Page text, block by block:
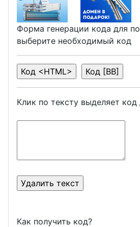
Форма генерации кода для
выберите необходимый код
Клик по тексту выделяет
Как получить код?